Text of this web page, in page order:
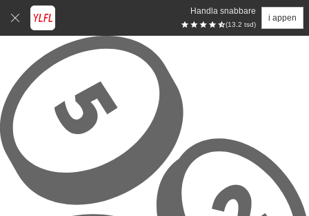
Handla snabbare
(13.2 tsd)
i appen
Hoppa till huvudinnehåll